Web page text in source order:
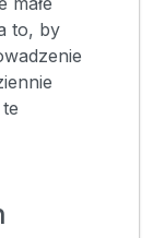
to, by